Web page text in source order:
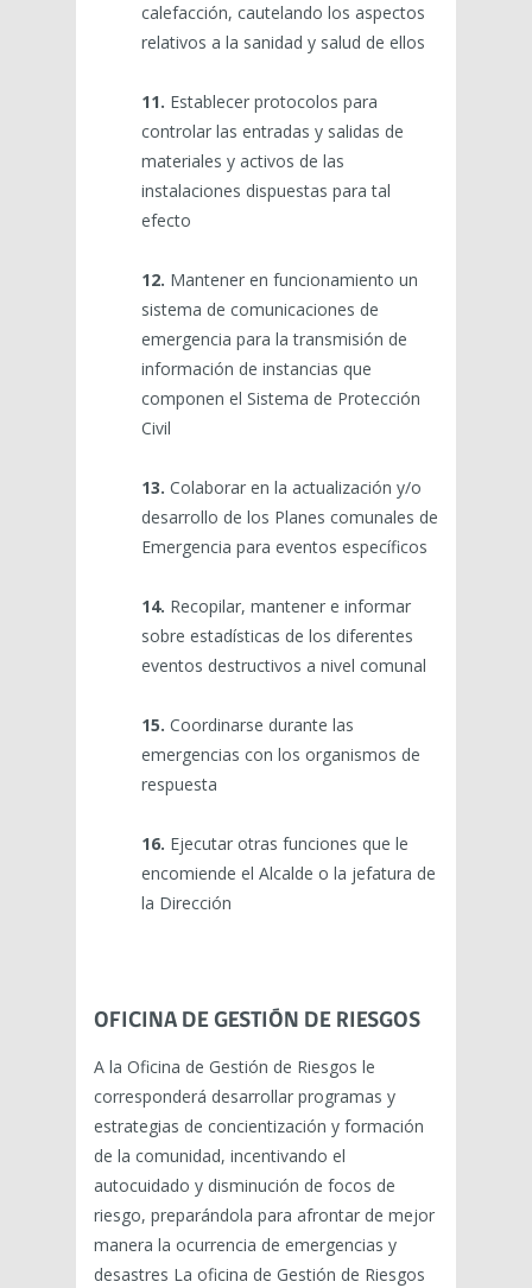
calefacción, cautelando los aspectos
relativos a la sanidad y salud de ellos
11. Establecer protocolos para
controlar las entradas y salidas de
materiales y activos de las
instalaciones dispuestas para tal
efecto
12. Mantener en funcionamiento un
sistema de comunicaciones de
emergencia para la transmisión de
información de instancias que
componen el Sistema de Protección
Civil
13. Colaborar en la actualización y/o
desarrollo de los Planes comunales de
Emergencia para eventos específicos
14. Recopilar, mantener e informar
sobre estadísticas de los diferentes
eventos destructivos a nivel comunal
15. Coordinarse durante las
emergencias con los organismos de
respuesta
16. Ejecutar otras funciones que le
encomiende el Alcalde o la jefatura de
la Dirección
OFICINA DE GESTIÓN DE RIESGOS
A la Oficina de Gestión de Riesgos le
corresponderá desarrollar programas y
estrategias de concientización y formación
de la comunidad, incentivando el
autocuidado y disminución de focos de
riesgo, preparándola para afrontar de mejor
manera la ocurrencia de emergencias y
desastres La oficina de Gestión de Riesgos